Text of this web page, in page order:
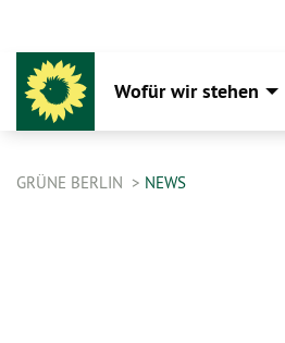
Wofür wir stehen
GRÜNE BERLIN NEWS